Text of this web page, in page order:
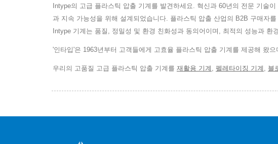
Intype의 고급 플라스틱 압출 기계를 발견하세요. 혁신과 60년의 전문 기술
과 지속 가능성을 위해 설계되었습니다. 플라스틱 압출 산업의 B2B 구매자
Intype 기계는 품질, 정밀성 및 환경 친화성과 동의어이며, 최적의 성능과
'인타입'은 1963년부터 고객들에게 고효율 플라스틱 압출 기계를 제공해 왔
우리의 고품질 고급 플라스틱 압출 기계를 재활용 기계 펠레타이징 기계 블